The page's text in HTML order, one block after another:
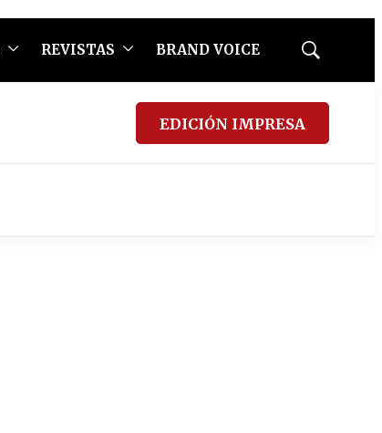
REVISTAS BRAND VOICE
Mostrar
EDICIÓN IMPRESA